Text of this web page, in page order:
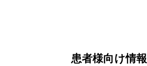
患者様向け情報